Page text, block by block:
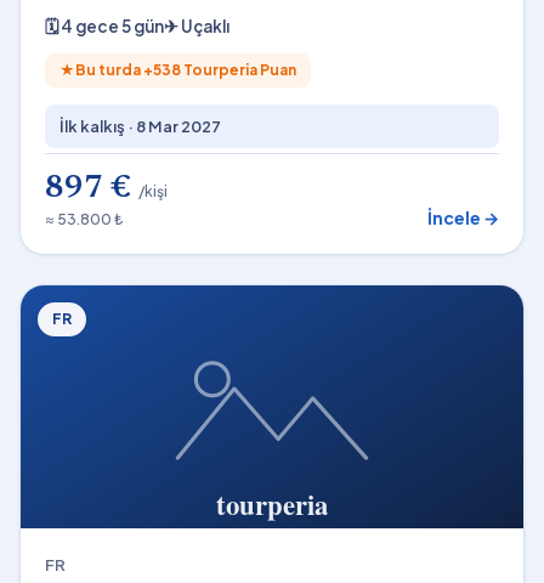
🗓4 gece 5 gün✈Uçaklı
★ Bu turda +538 Tourperia Puan
İlk kalkış · 8 Mar 2027
897 € /kişi
≈ 53.800 ₺
İncele →
FR
FR